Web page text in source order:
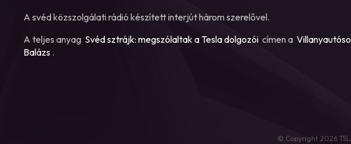
A svéd közszolgálati rádió készített interjút három szerelővel.
A teljes anyag Svéd sztrájk: megszólaltak a Tesla dolgozói címen a
Balázs .
© Copyright 2026